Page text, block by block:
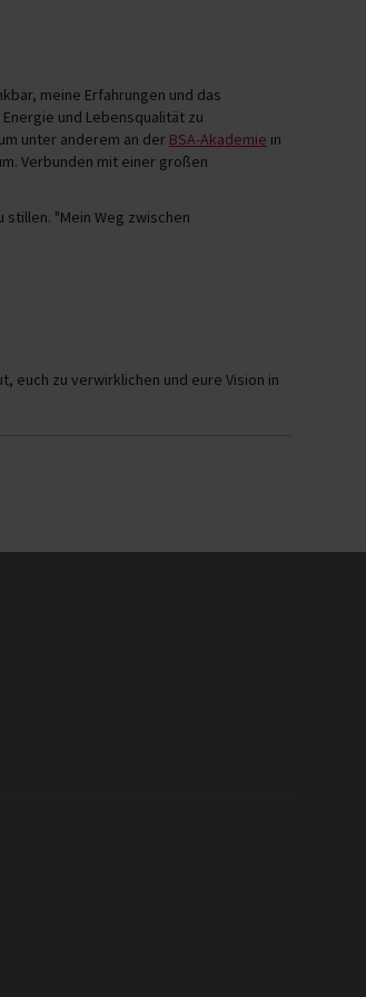
meine Erfahrungen und das
und Lebensqualität zu
unter anderem an der BSA-Akademie in
Verbunden mit einer großen
"Mein Weg zwischen
euch zu verwirklichen und eure Vision in